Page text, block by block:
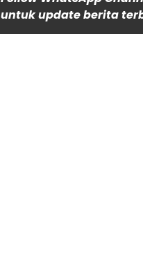
untuk update berita